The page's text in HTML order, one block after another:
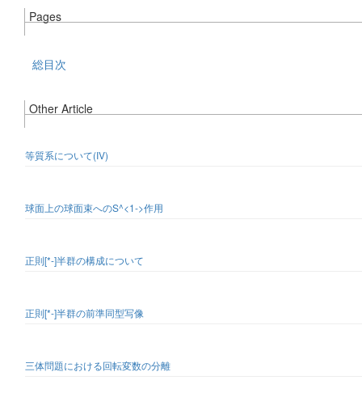
Pages
総目次
Other Article
等質系について(IV)
球面上の球面束へのS^<1->作用
正則[*-]半群の構成について
正則[*-]半群の前準同型写像
三体問題における回転変数の分離